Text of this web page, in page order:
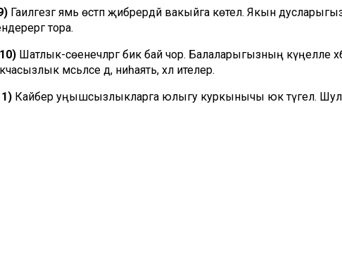
Гаиләгезгә ямь өстәп җибәрердәй вакыйга көтелә. Якын
тора.
Шатлык-сөенечләргә бик бай чор. Балаларыгызның күңелле
мәсьәләсе дә, ниһаять, хәл ителер.
Кайбер уңышсызлыкларга юлыгу куркынычы юк түгел.